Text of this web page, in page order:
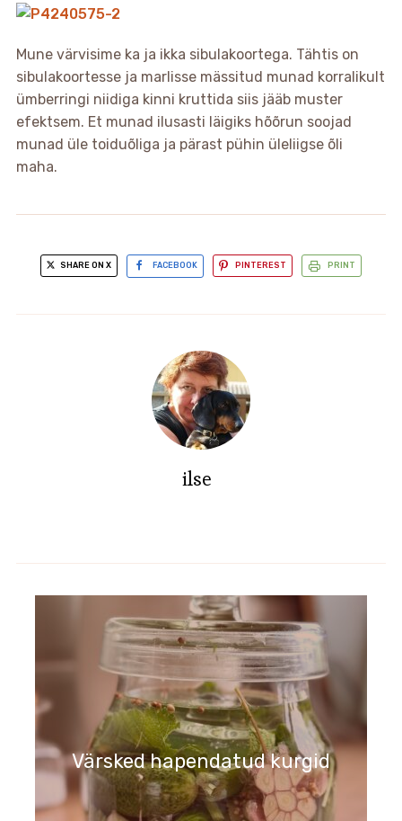
Mune värvisime ka ja ikka sibulakoortega. Tähtis on
sibulakoortesse ja marlisse mässitud munad korralikult
ümberringi niidiga kinni kruttida siis jääb muster
efektsem. Et munad ilusasti läigiks hõõrun soojad
munad üle toiduõliga ja pärast pühin üleliigse õli
maha.
SHARE ON X FACEBOOK PINTEREST PRINT
ilse
Lambasalat ja prantsuse kaste.
Värsked hapendatud kurgid